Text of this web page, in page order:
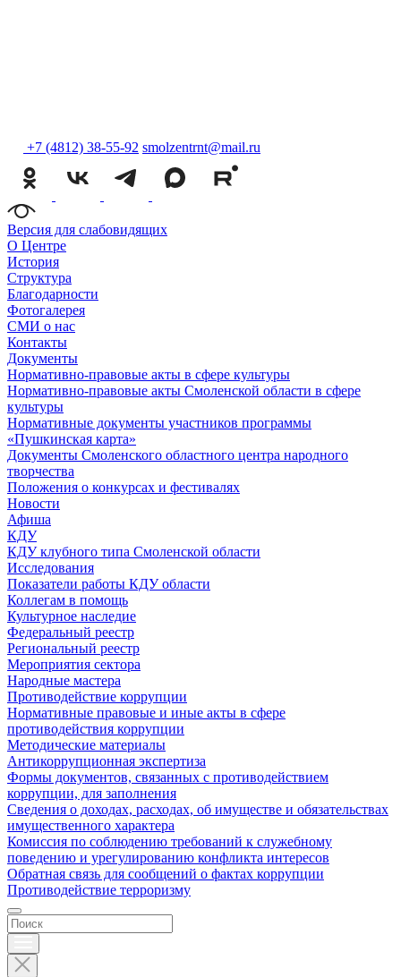
+7 (4812) 38-55-92 smolzentrnt@mail.ru
Версия для слабовидящих
О Центре
История
Структура
Благодарности
Фотогалерея
СМИ о нас
Контакты
Документы
Нормативно-правовые акты в сфере культуры
Нормативно-правовые акты Смоленской области в сфере
культуры
Нормативные документы участников программы
«Пушкинская карта»
Документы Смоленского областного центра народного
творчества
Положения о конкурсах и фестивалях
Новости
Афиша
КДУ
КДУ клубного типа Смоленской области
Исследования
Показатели работы КДУ области
Коллегам в помощь
Культурное наследие
Федеральный реестр
Региональный реестр
Мероприятия сектора
Народные мастера
Противодействие коррупции
Нормативные правовые и иные акты в сфере
противодействия коррупции
Методические материалы
Антикоррупционная экспертиза
Формы документов, связанных с противодействием
коррупции, для заполнения
Сведения о доходах, расходах, об имуществе и обязательствах
имущественного характера
Комиссия по соблюдению требований к служебному
поведению и урегулированию конфликта интересов
Обратная связь для сообщений о фактах коррупции
Противодействие терроризму